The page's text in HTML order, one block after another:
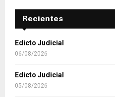
Recientes
Edicto Judicial
06/08/2026
Edicto Judicial
05/08/2026